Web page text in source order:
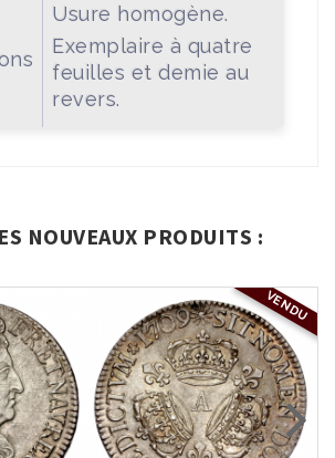
Usure homogène.
Exemplaire à quatre
feuilles et demie au
revers.
NOUVEAUX PRODUITS :
VENDU